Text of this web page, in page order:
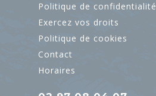
Politique de confidentialité
Exercez vos droits
Politique de cookies
Contact
Horaires